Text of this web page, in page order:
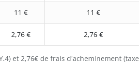
11 € 11 €
2,76 € 2,76 €
et 2,76€ de frais d'acheminement (taxe